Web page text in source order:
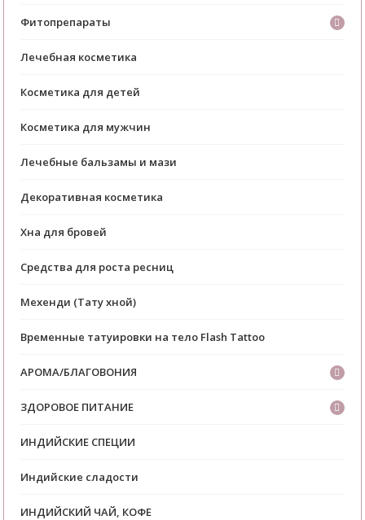
Фитопрепараты
Лечебная косметика
Косметика для детей
Косметика для мужчин
Лечебные бальзамы и мази
Декоративная косметика
Хна для бровей
Средства для роста ресниц
Мехенди (Тату хной)
Временные татуировки на тело Flash Tattoo
АРОМА/БЛАГОВОНИЯ
ЗДОРОВОЕ ПИТАНИЕ
ИНДИЙСКИЕ СПЕЦИИ
Индийские сладости
ИНДИЙСКИЙ ЧАЙ, КОФЕ